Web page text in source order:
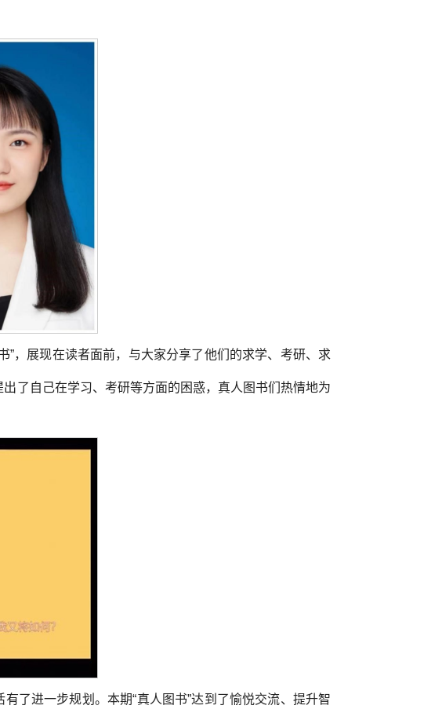
，展现在读者面前，与大家分享了他们的求学、考研、求
了自己在学习、考研等方面的困惑，真人图书们热情地为
了进一步规划。本期“真人图书”达到了愉悦交流、提升智